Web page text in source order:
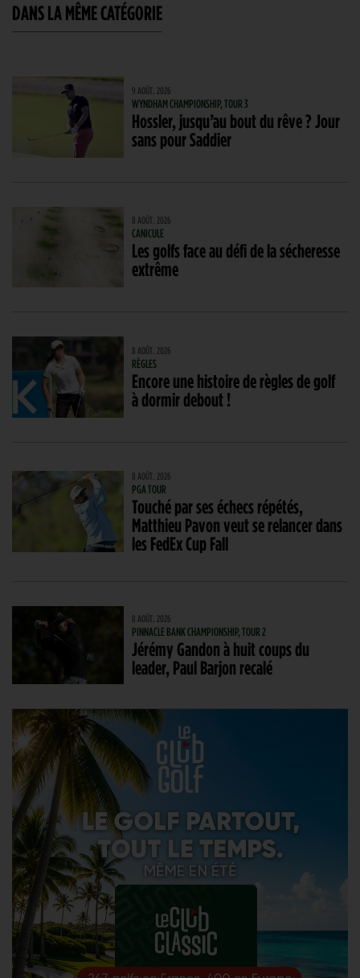
DANS LA MÊME CATÉGORIE
9 AOÛT. 2026
WYNDHAM CHAMPIONSHIP, TOUR 3
Hossler, jusqu’au bout du rêve ? Jour
sans pour Saddier
8 AOÛT. 2026
CANICULE
Les golfs face au défi de la sécheresse
extrême
8 AOÛT. 2026
RÈGLES
Encore une histoire de règles de golf
à dormir debout !
8 AOÛT. 2026
PGA TOUR
Touché par ses échecs répétés,
Matthieu Pavon veut se relancer dans
les FedEx Cup Fall
8 AOÛT. 2026
PINNACLE BANK CHAMPIONSHIP, TOUR 2
Jérémy Gandon à huit coups du
leader, Paul Barjon recalé